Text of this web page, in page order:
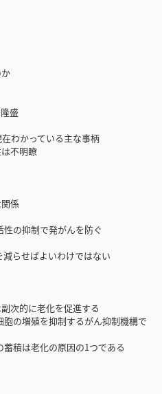
盛
わかっている主な事柄
不明瞭
係
の抑制で発がんを防ぐ
らせばよいわけではない
次的に老化を促進する
の増殖を抑制するがん抑制機構で
積は老化の原因の1つである